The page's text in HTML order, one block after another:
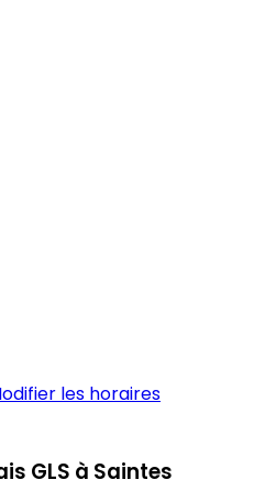
les horaires
GLS à Saintes